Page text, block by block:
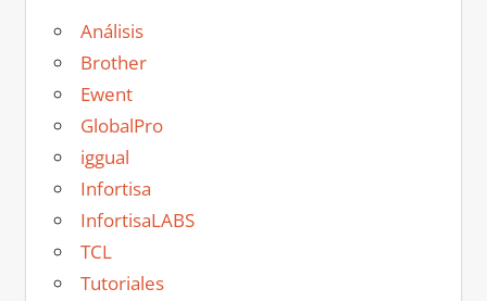
Análisis
Brother
Ewent
GlobalPro
iggual
Infortisa
InfortisaLABS
TCL
Tutoriales